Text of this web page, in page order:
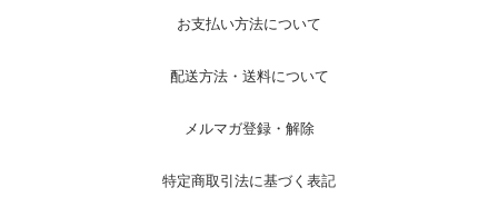
お支払い方法について
配送方法・送料について
メルマガ登録・解除
特定商取引法に基づく表記